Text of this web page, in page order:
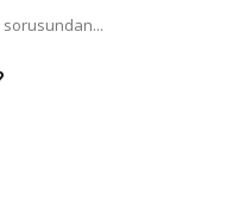
sorusundan...